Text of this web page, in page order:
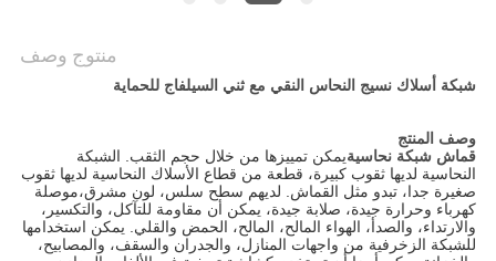
منتوج وصف
شبكة أسلاك نسيج النحاس النقي مع ثني السيلفاج للحماية
وصف المنتج
قماش شبكة نحاسيةيمكن تمييزها من خلال حجم الثقب. الشبكة
النحاسية لديها ثقوب كبيرة، قطعة من قطاع الأسلاك النحاسية لديها ثقوب
صغيرة جدا، تبدو مثل القماش. لديهم سطح سلس، لون مشرق،موصلة
كهرباء وحرارة جيدة، صلابة جيدة، يمكن أن مقاومة للتآكل، والتكسير،
والارتداء، والصدأ، الهواء المالح، المالح، الحمض والقلي. يمكن استخدامها
للشبكة الزخرفية من واجهات المنازل، والجدران والسقف، والمصابيح،